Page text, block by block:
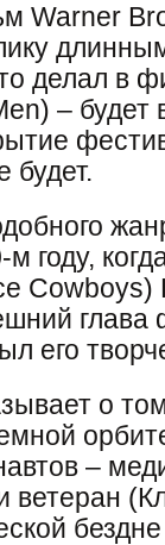
Warner
делал в
–
будет.
году,
Cowboys)
глава
его
о
–
ветеран